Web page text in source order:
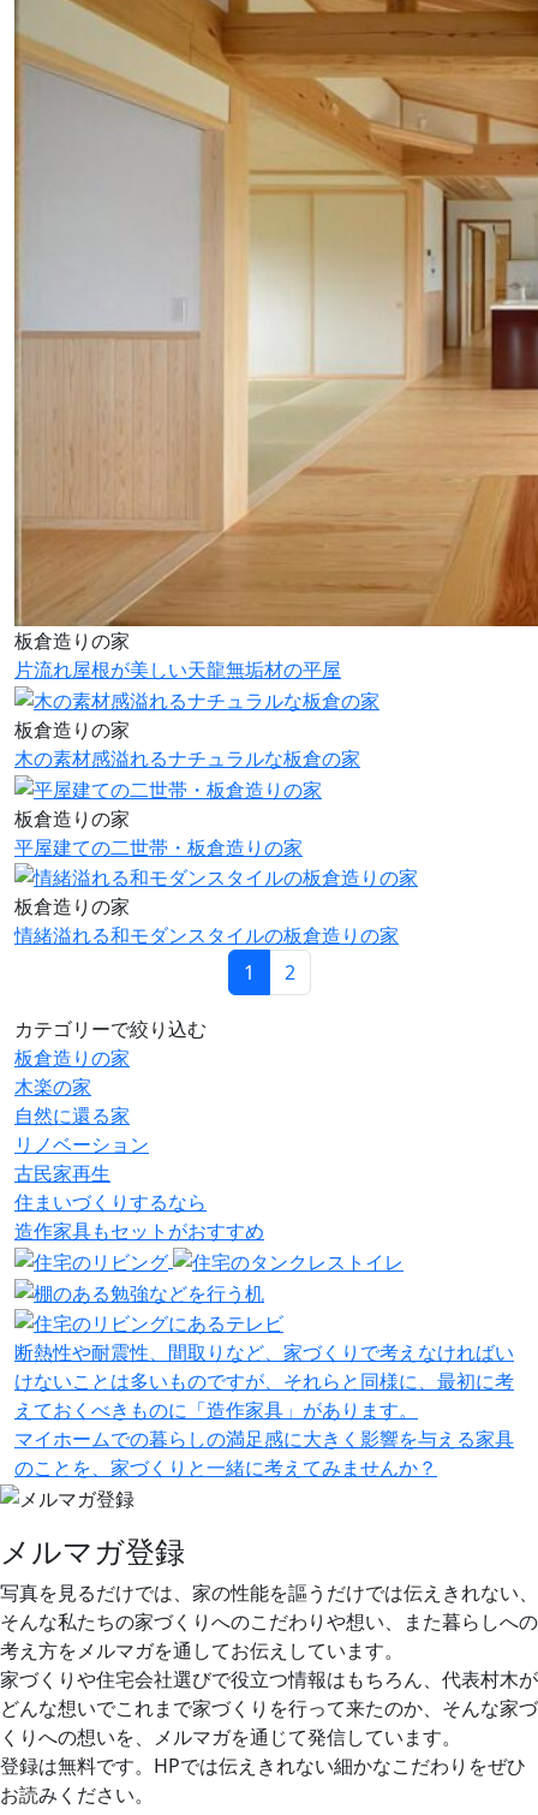
板倉造りの家
片流れ屋根が美しい天龍無垢材の平屋
板倉造りの家
木の素材感溢れるナチュラルな板倉の家
板倉造りの家
平屋建ての二世帯・板倉造りの家
板倉造りの家
情緒溢れる和モダンスタイルの板倉造りの家
1
2
カテゴリーで絞り込む
板倉造りの家
木楽の家
自然に還る家
リノベーション
古民家再生
住まいづくりするなら
造作家具もセット がおすすめ
断熱性や耐震性、間取りなど、家づくりで考えなければい
けないことは多いものですが、それらと同様に、最初に考
えておくべきものに「造作家具」があります。
マイホームでの暮らしの満足感に大きく影響を与える家具
のことを、家づくりと一緒に考えてみませんか？
メルマガ登録
写真を見るだけでは、家の性能を謳うだけでは伝えきれない、
そんな私たちの家づくりへのこだわりや想い、また暮らしへの
考え方をメルマガを通してお伝えしています。
家づくりや住宅会社選びで役立つ情報はもちろん、代表村木が
どんな想いでこれまで家づくりを行って来たのか、そんな家づ
くりへの想いを、メルマガを通じて発信しています。
登録は無料です。HPでは伝えきれない細かなこだわりをぜひ
お読みください。